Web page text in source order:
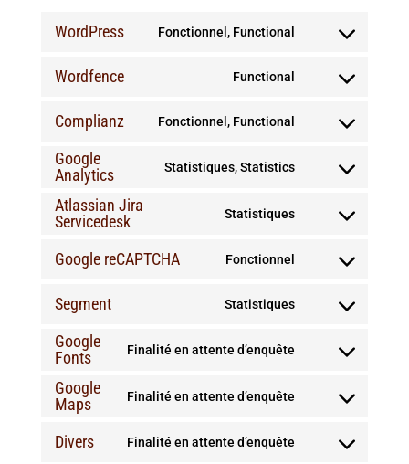
WordPress
Fonctionnel, Functional
Wordfence
Functional
Complianz
Fonctionnel, Functional
Google
Analytics
Statistiques, Statistics
analytics
Atlassian Jira
Servicedesk
Statistiques
Google reCAPTCHA
Fonctionnel
recaptcha
Segment
Statistiques
Google
Fonts
Finalité en attente d’enquête
Google
Maps
Finalité en attente d’enquête
Divers
Finalité en attente d’enquête